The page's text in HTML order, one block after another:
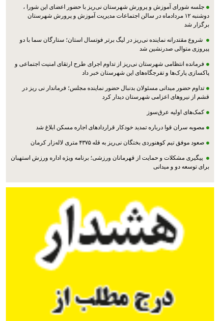
جلسه شورای آموزش و پرورش شهرستان نی‌ریز با حضور اعضای این شورا ،
دوشنبه ۱۲ مردادماه در سالن اجتماعات مدیریت آموزش و پرورش شهرستان
برگزار شد
شروع مقتدرانه نماینده نی‌ریز در لیگ برتر فوتسال استان؛ ستارگان سما با دو
پیروزی متوالی صدرنشین شد
فرمانده انتظامی شهرستان نی‌ریز از تداوم اجرای طرح ارتقای امنیت اجتماعی و
پاکسازی پارک‌ها و تفرجگاه‌های این شهرستان خبر داد
تداوم حضور میدانی مسئولان بدنبال حضور نماینده مجلس؛ فرماندار نی ریز در
قشم از نیروهای اعزامی شهرستان دیدار کرد
کمک‌های اولیه عرق‌سوز
مصوبه سران قوا درباره تمدید خودکار قراردادهای اجاره مسکن ابلاغ شد
صعود موفق تیم کوهنوردی بختگان نی‌ریز به قله ۴۳۷۵ متری لاله‌زار کرمان
پیگیری مشکلات و حمایت از قهرمانان ورزشی؛ برنامه ویژه اداره ورزش استهبان
برای توسعه دو و میدانی